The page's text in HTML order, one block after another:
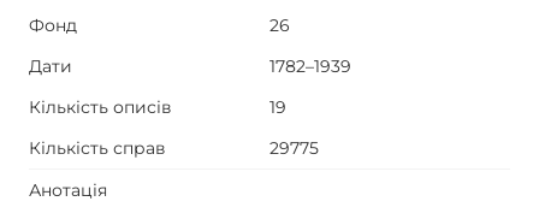
Фонд
26
Дати
1782–1939
Кількість описів
19
Кількість справ
29775
Анотація